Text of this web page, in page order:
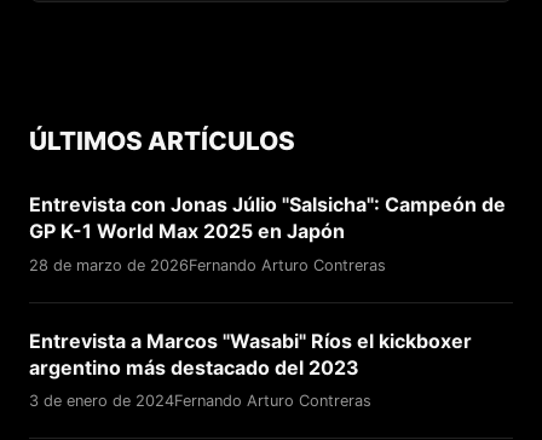
ÚLTIMOS ARTÍCULOS
Entrevista con Jonas Júlio "Salsicha": Campeón de
GP K-1 World Max 2025 en Japón
28 de marzo de 2026Fernando Arturo Contreras
Entrevista a Marcos "Wasabi" Ríos el kickboxer
argentino más destacado del 2023
3 de enero de 2024Fernando Arturo Contreras